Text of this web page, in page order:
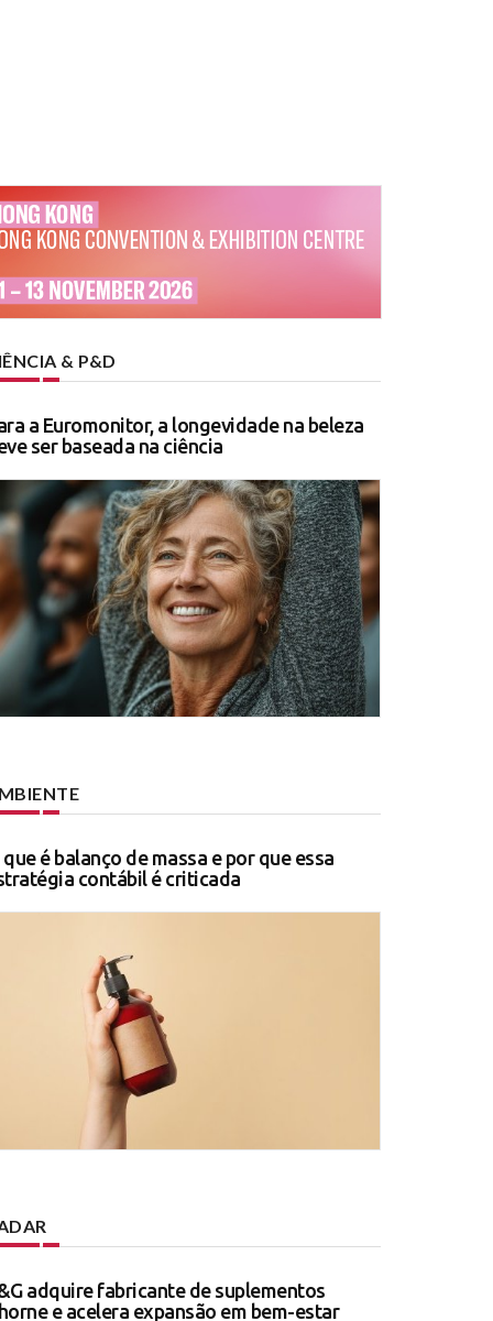
& P&D
a Euromonitor, a longevidade na beleza
ser baseada na ciência
que é balanço de massa e por que essa
contábil é criticada
adquire fabricante de suplementos
e acelera expansão em bem-estar